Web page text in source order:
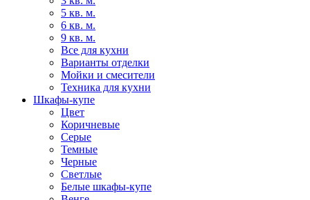
5 кв. м.
6 кв. м.
9 кв. м.
Все для кухни
Варианты отделки
Мойки и смесители
Техника для кухни
Шкафы-купе
Цвет
Коричневые
Серые
Темные
Черные
Светлые
Белые шкафы-купе